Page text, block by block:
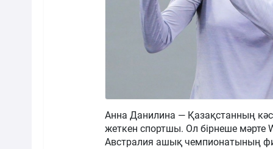
Анна Данилина — Қазақстанның
жеткен спортшы. Ол бірнеше мәрте
Австралия ашық чемпионатының